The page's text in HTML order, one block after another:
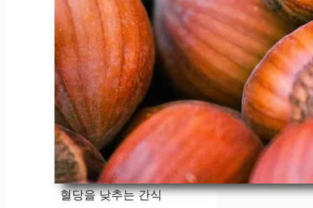
혈당을 낮추는 간식